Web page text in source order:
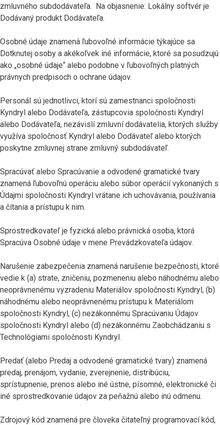
zmluvného subdodávateľa. Na objasnenie: Lokálny softvér je
Dodávaný produkt Dodávateľa.
Osobné údaje znamená ľubovoľné informácie týkajúce sa
Dotknutej osoby a akékoľvek iné informácie, ktoré sa posudzujú
ako „osobné údaje“ alebo podobne v ľubovoľných platných
právnych predpisoch o ochrane údajov.
Personál sú jednotlivci, ktorí sú zamestnanci spoločnosti
Kyndryl alebo Dodávateľa, zástupcovia spoločnosti Kyndryl
alebo Dodávateľa, nezávislí zmluvní dodávatelia, ktorých služby
využíva spoločnosť Kyndryl alebo Dodávateľ alebo ktorých
poskytne zmluvnej strane zmluvný subdodávateľ.
Spracúvať alebo Spracúvanie a odvodené gramatické tvary
znamená ľubovoľnú operáciu alebo súbor operácií vykonaných s
Údajmi spoločnosti Kyndryl vrátane ich uchovávania, používania
a čítania a prístupu k nim.
Sprostredkovateľ je fyzická alebo právnická osoba, ktorá
Spracúva Osobné údaje v mene Prevádzkovateľa údajov.
Narušenie zabezpečenia znamená narušenie bezpečnosti, ktoré
vedie k (a) strate, zničeniu, pozmeneniu alebo náhodnému alebo
neoprávnenému vyzradeniu Materiálov spoločnosti Kyndryl, (b)
náhodnému alebo neoprávnenému prístupu k Materiálom
spoločnosti Kyndryl, (c) nezákonnému Spracúvaniu Údajov
spoločnosti Kyndryl alebo (d) nezákonnému Zaobchádzaniu s
Technológiami spoločnosti Kyndryl.
Predať (alebo Predaj a odvodené gramatické tvary) znamená
predaj, prenájom, vydanie, zverejnenie, distribúciu,
sprístupnenie, prenos alebo iné ústne, písomné, elektronické či
iné sprostredkovanie údajov za peňažnú alebo inú odmenu.
Zdrojový kód znamená pre človeka čitateľný programovací kód,